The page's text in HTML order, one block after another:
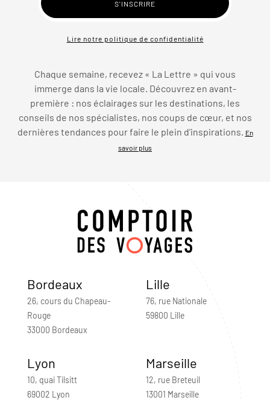
Lire notre politique de confidentialité
Chaque semaine, recevez « La Lettre » qui vous
immerge dans la vie locale. Découvrez en avant-
première : nos éclairages sur les destinations, les
conseils de nos spécialistes, nos coups de cœur, et nos
dernières tendances pour faire le plein d’inspirations. En
savoir plus
Bordeaux
26, cours du Chapeau-
Rouge
33000 Bordeaux
Lille
76, rue Nationale
59800 Lille
Lyon
10, quai Tilsitt
69002 Lyon
Marseille
12, rue Breteuil
13001 Marseille